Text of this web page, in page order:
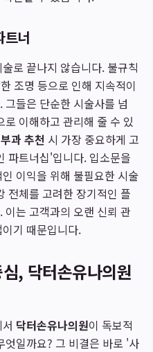
트너
로 끝나지 않습니다. 불규칙
조명 등으로 인해 지속적이
들은 단순한 시술사를 넘
이해하고 관리해 줄 수 있
과 추천 시 가장 중요하게 고
파트너십'입니다. 입소문을
이익을 위해 불필요한 시술
전체를 고려한 장기적인 플
는 고객과의 오랜 신뢰 관
기 때문입니다.
, 닥터손유나의원
닥터손유나의원이 독보적
엇일까요? 그 비결은 바로 '사